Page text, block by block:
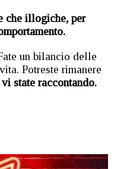
che illogiche, per
un bilancio delle
Potreste rimanere
vi state raccontando.